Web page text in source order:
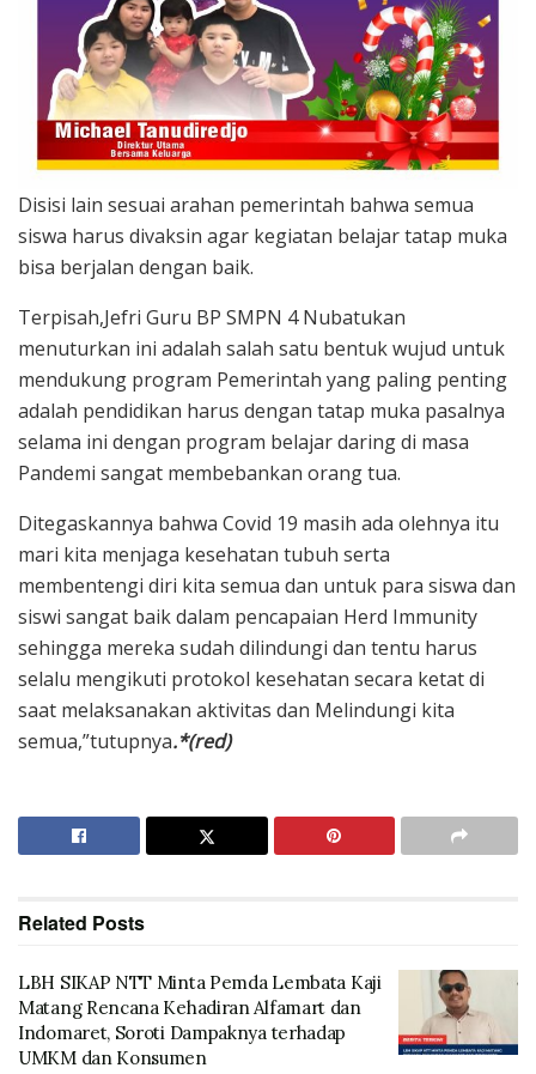
Disisi lain sesuai arahan pemerintah bahwa semua
siswa harus divaksin agar kegiatan belajar tatap muka
bisa berjalan dengan baik.
Terpisah,Jefri Guru BP SMPN 4 Nubatukan
menuturkan ini adalah salah satu bentuk wujud untuk
mendukung program Pemerintah yang paling penting
adalah pendidikan harus dengan tatap muka pasalnya
selama ini dengan program belajar daring di masa
Pandemi sangat membebankan orang tua.
Ditegaskannya bahwa Covid 19 masih ada olehnya itu
mari kita menjaga kesehatan tubuh serta
membentengi diri kita semua dan untuk para siswa dan
siswi sangat baik dalam pencapaian Herd Immunity
sehingga mereka sudah dilindungi dan tentu harus
selalu mengikuti protokol kesehatan secara ketat di
saat melaksanakan aktivitas dan Melindungi kita
semua,”tutupnya.*(red)
Related Posts
LBH SIKAP NTT Minta Pemda Lembata Kaji
Matang Rencana Kehadiran Alfamart dan
Indomaret, Soroti Dampaknya terhadap
UMKM dan Konsumen